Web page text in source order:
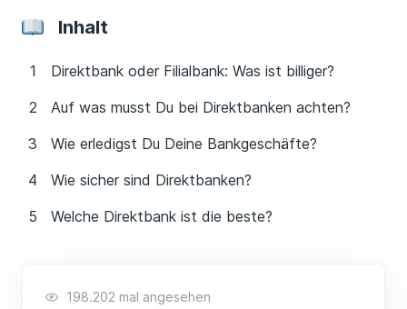
Inhalt
Direktbank oder Filialbank: Was ist billiger?
Auf was musst Du bei Direktbanken achten?
Wie erledigst Du Deine Bankgeschäfte?
Wie sicher sind Direktbanken?
Welche Direktbank ist die beste?
198.202 mal angesehen